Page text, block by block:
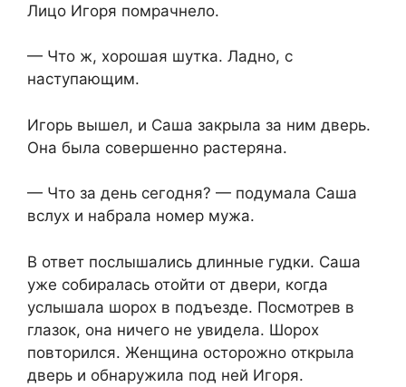
Лицо Игоря помрачнело.
— Что ж, хорошая шутка. Ладно, с
наступающим.
Игорь вышел, и Саша закрыла за ним дверь.
Она была совершенно растеряна.
— Что за день сегодня? — подумала Саша
вслух и набрала номер мужа.
В ответ послышались длинные гудки. Саша
уже собиралась отойти от двери, когда
услышала шорох в подъезде. Посмотрев в
глазок, она ничего не увидела. Шорох
повторился. Женщина осторожно открыла
дверь и обнаружила под ней Игоря.